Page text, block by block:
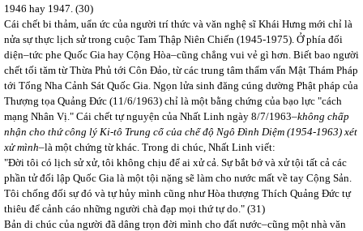
1946 hay 1947. (30)
Cái chết bi thảm, uẩn ức của người trí thức và văn nghệ sĩ Khái Hưng mới chỉ là
nửa sự thực lịch sử trong cuộc Tam Thập Niên Chiến (1945-1975). Ở phía đối
diện–tức phe Quốc Gia hay Cộng Hòa–cũng chẳng vui vẻ gì hơn. Biết bao người
chết tối tăm từ Thừa Phủ tới Côn Đảo, từ các trung tâm thẩm vấn Mật Thám Pháp
tới Tổng Nha Cảnh Sát Quốc Gia. Ngọn lửa sinh đăng cúng dường Phật pháp của
Thượng tọa Quảng Đức (11/6/1963) chỉ là một bằng chứng của bạo lực "cách
mạng Nhân Vị." Cái chết tự nguyện của Nhất Linh ngày 8/7/1963–không chấp
nhận cho thứ công lý Ki-tô Trung cổ của chế độ Ngô Đình Diệm (1954-1963) xét
xử mình–là một chứng từ khác. Trong di chúc, Nhất Linh viết:
"Đời tôi có lịch sử xử, tôi không chịu để ai xử cả. Sự bắt bớ và xử tội tất cả các
phần tử đối lập Quốc Gia là một tội nặng sẽ làm cho nước mất về tay Cộng Sản.
Tôi chống đối sự đó và tự hủy mình cũng như Hòa thượng Thích Quảng Đức tự
thiêu để cảnh cáo những người chà đạp mọi thứ tự do." (31)
Bản di chúc của người đã dâng trọn đời mình cho đất nước–cũng một nhà văn